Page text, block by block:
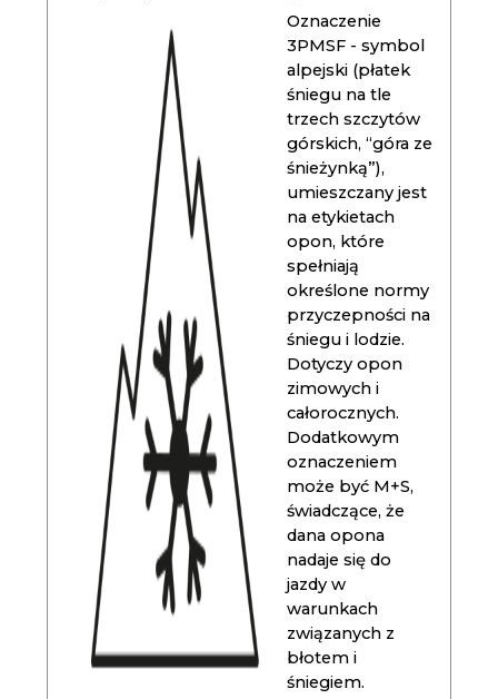
Oznaczenie
3PMSF - symbol
alpejski (płatek
śniegu na tle
trzech szczytów
górskich, “góra ze
śnieżynką”),
umieszczany jest
na etykietach
opon, które
spełniają
określone normy
przyczepności na
śniegu i lodzie.
Dotyczy opon
zimowych i
całorocznych.
Dodatkowym
oznaczeniem
może być M+S,
świadczące, że
dana opona
nadaje się do
jazdy w
warunkach
związanych z
błotem i
śniegiem.